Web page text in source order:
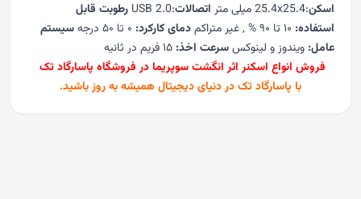
اسکن:25.4x25.4 میلی متر اتصالات:USB 2.0
رطوبت قابل
استفاده:
دمای کارکرد:
سیستم
عامل: ویندوز و لینوکسسرعت اخذ:
فروش انواع اسکنر اثر انگشت سوپریما در فروشگاه پاسارگاد تک
با پاسارگاد تک در دنیای دیجیتال همیشه به روز باشید.